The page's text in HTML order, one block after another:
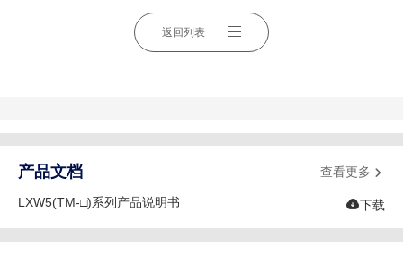
返回列表
产品文档 查看更多 
LXW5(TM-□)系列产品说明书 下载